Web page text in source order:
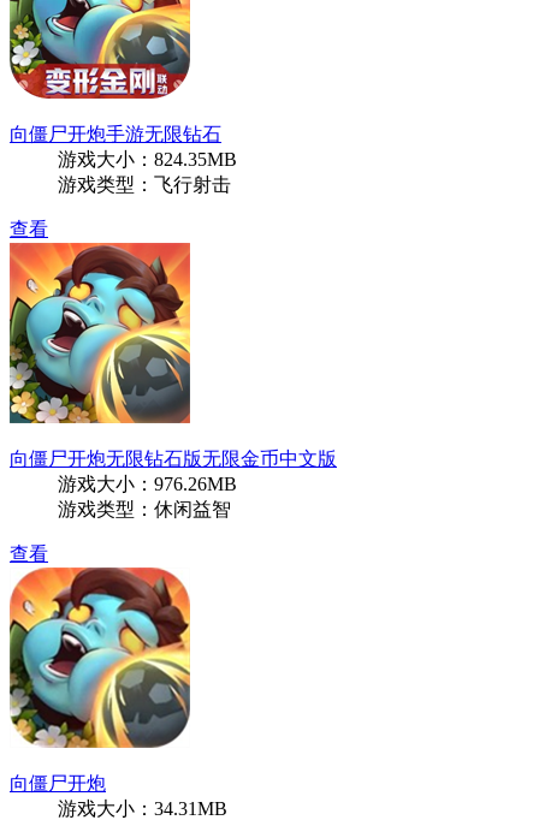
向僵尸开炮手游无限钻石
游戏大小：824.35MB
游戏类型：飞行射击
查看
向僵尸开炮无限钻石版无限金币中文版
游戏大小：976.26MB
游戏类型：休闲益智
查看
向僵尸开炮
游戏大小：34.31MB